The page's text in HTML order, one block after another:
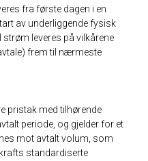
fra første dagen i en
av underliggende fysisk
leveres på vilkårene
frem til nærmeste
pristak med tilhørende
periode, og gjelder for et
mot avtalt volum, som
standardiserte